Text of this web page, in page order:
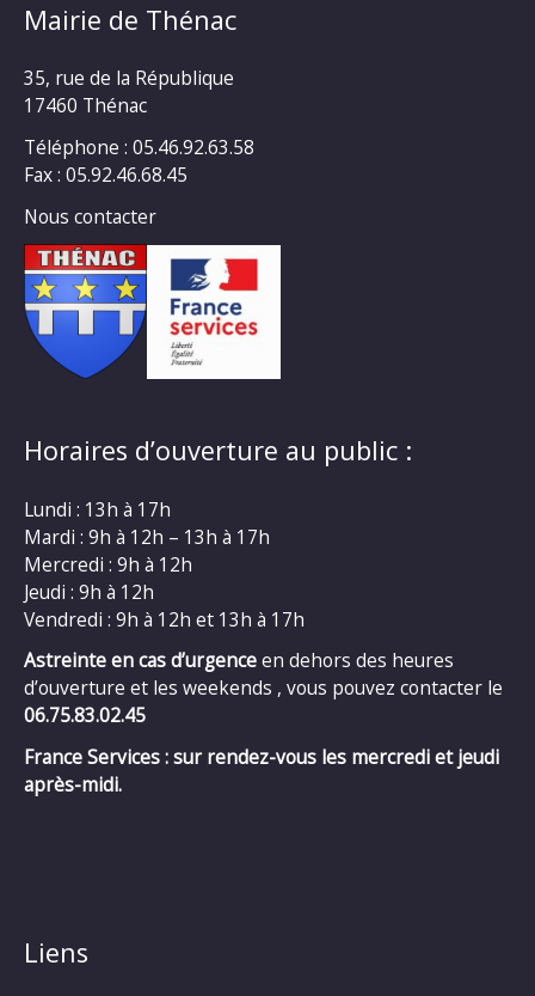
Mairie de Thénac
35, rue de la République
17460 Thénac
Téléphone : 05.46.92.63.58
Fax : 05.92.46.68.45
Nous contacter
Horaires d’ouverture au public :
Lundi : 13h à 17h
Mardi : 9h à 12h – 13h à 17h
Mercredi : 9h à 12h
Jeudi : 9h à 12h
Vendredi : 9h à 12h et 13h à 17h
Astreinte en cas d’urgenceen dehors des heures
d’ouverture et les weekends , vous pouvez contacter le
06.75.83.02.45
France Services : sur rendez-vous les mercredi et jeudi
après-midi.
Liens